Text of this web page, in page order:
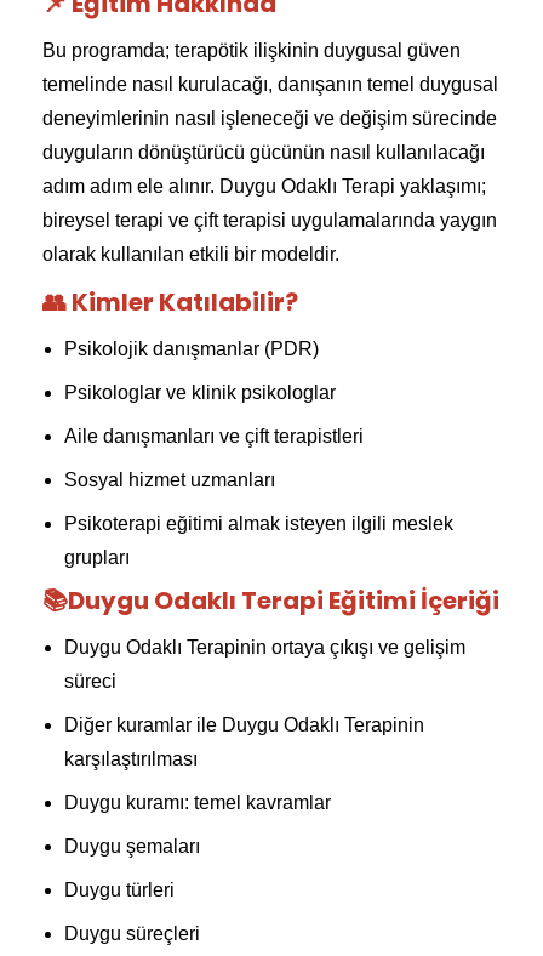
Bu programda; terapötik ilişkinin duygusal güven
temelinde nasıl kurulacağı, danışanın temel duygusal
deneyimlerinin nasıl işleneceği ve değişim sürecinde
duyguların dönüştürücü gücünün nasıl kullanılacağı
adım adım ele alınır. Duygu Odaklı Terapi yaklaşımı;
bireysel terapi ve çift terapisi uygulamalarında yaygın
olarak kullanılan etkili bir modeldir.
👥 Kimler Katılabilir?
Psikolojik danışmanlar (PDR)
Psikologlar ve klinik psikologlar
Aile danışmanları ve çift terapistleri
Sosyal hizmet uzmanları
Psikoterapi eğitimi almak isteyen ilgili meslek
grupları
📚Duygu Odaklı Terapi Eğitimi İçeriği
Duygu Odaklı Terapinin ortaya çıkışı ve gelişim
süreci
Diğer kuramlar ile Duygu Odaklı Terapinin
karşılaştırılması
Duygu kuramı: temel kavramlar
Duygu şemaları
Duygu türleri
Duygu süreçleri